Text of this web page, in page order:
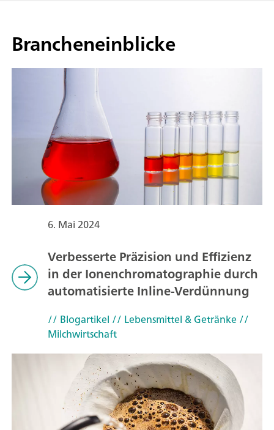
Brancheneinblicke
6. Mai 2024
Verbesserte Präzision und Effizienz
in der Ionenchromatographie durch
automatisierte Inline-Verdünnung
// Blogartikel // Lebensmittel & Getränke//
Milchwirtschaft